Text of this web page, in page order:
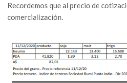
Recordemos que al precio de
comercialización.